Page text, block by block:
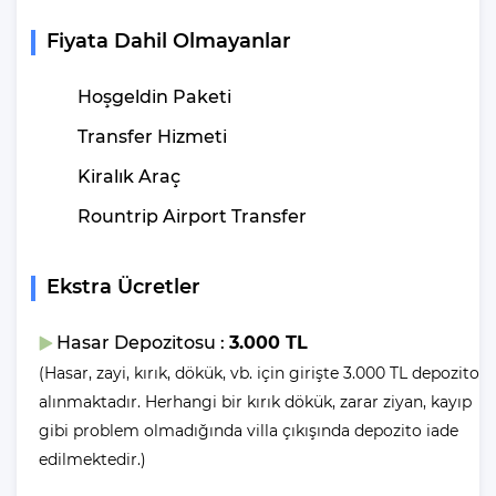
Tüm villalarımızın giriş saati öğleden sonra 16:00, çıkış saati ise
sabah 10:00’dur. Kiralık villaların temizliklerinin yanı sıra, gerekli
kullanıma hazır hale getirilmesi için belirtilen saatlere mutlaka
uymanız gerekmektedir.
Villa Sultan
Palace Kimler
Tarafından Tercih
Villamız, geniş aile ve arkadaş grupları için oldukça uygundur.
isteyenler için mükemmel bir seçenektir. Kiralık villalarımızda,
belirtilen kişi kapasitesini aşmamak şartıyla, tüm konuklarımıza
kusursuz bir konaklama deneyimi sunma taahhüdümüz
Fiyata Dahil Olmayanlar
Hoşgeldin Paketi
Transfer Hizmeti
Kiralık Araç
Rountrip Airport Transfer
Ekstra Ücretler
Hasar Depozitosu : 3.000 TL
(Hasar, zayi, kırık, dökük, vb. için girişte 3.000 TL depozito
alınmaktadır. Herhangi bir kırık dökük, zarar ziyan, kayıp
gibi problem olmadığında villa çıkışında depozito iade
edilmektedir.)